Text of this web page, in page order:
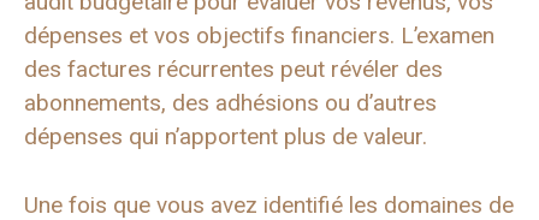
dépenses et vos objectifs financiers. L’examen
des factures récurrentes peut révéler des
abonnements, des adhésions ou d’autres
dépenses qui n’apportent plus de valeur.
Une fois que vous avez identifié les domaines de